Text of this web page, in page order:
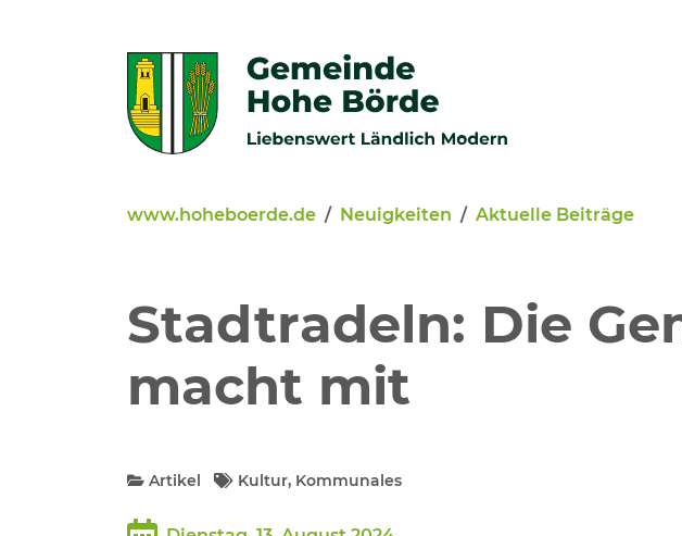
Veröffentlichungen
Bildung und Soziales
www.hoheboerde.de Neuigkeiten Aktuelle Beiträge
Stadtradeln: Die
macht mit
Artikel Kultur, Kommunales